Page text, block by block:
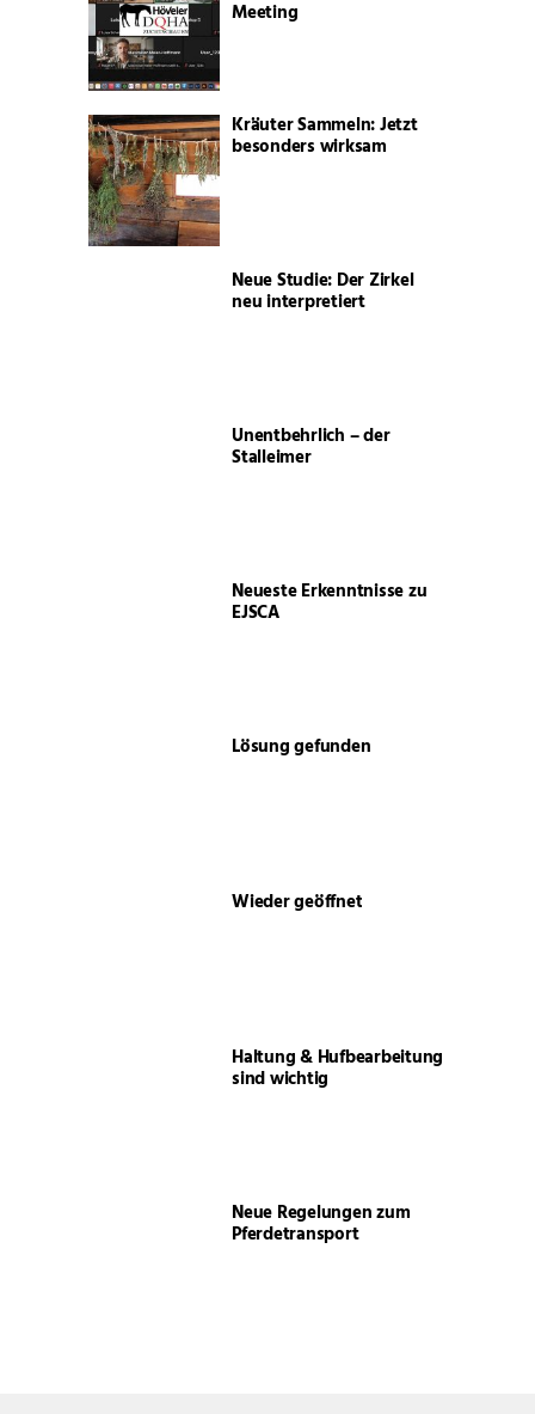
Meeting
Kräuter Sammeln: Jetzt
besonders wirksam
Neue Studie: Der Zirkel
neu interpretiert
Unentbehrlich – der
Stalleimer
Neueste Erkenntnisse zu
EJSCA
Lösung gefunden
Wieder geöffnet
Haltung & Hufbearbeitung
sind wichtig
Neue Regelungen zum
Pferdetransport